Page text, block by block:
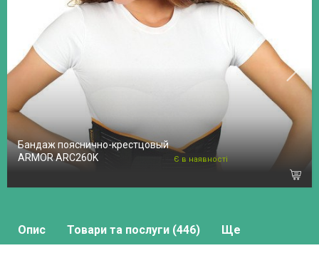
Бандаж пояснично-крестцовый
ARMOR ARC260K
Є в наявності
Опис Товари та послуги (446) Ще